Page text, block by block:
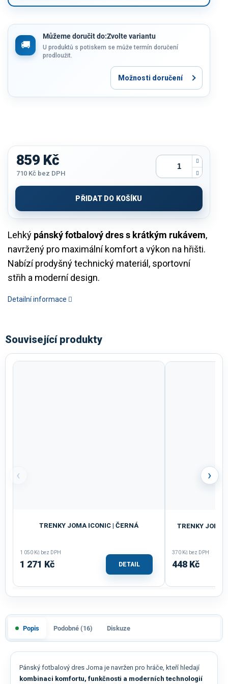
Můžeme doručit do:Zvolte variantu
U produktů s potiskem se může termín doručení
prodloužit.
Možnosti doručení
Lehký pánský fotbalový dres s krátkým rukávem,
navržený pro maximální komfort a výkon na hřišti.
Nabízí prodyšný technický materiál, sportovní
střih a moderní design.
Detailní informace
859 Kč
710 Kč bez DPH
cena:
PŘIDAT DO KOŠÍKU
Související produkty
‹
TRENKY JOMA ICONIC | ČERNÁ
1 050 Kč bez DPH
1 271 Kč DETAIL
TRENKY JOMA
370 Kč bez DPH
448 Kč
›
Popis Podobné (16) Diskuze
Pánský fotbalový dres Joma je navržen pro hráče, kteří hledají
kombinaci komfortu, funkčnosti a moderních technologií